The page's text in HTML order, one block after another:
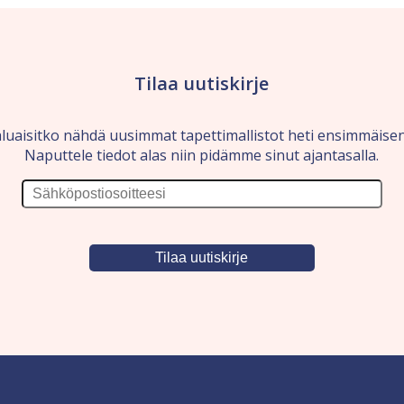
Tilaa uutiskirje
nähdä uusimmat tapettimallistot heti
Naputtele tiedot alas niin pidämme sinut ajantasalla.